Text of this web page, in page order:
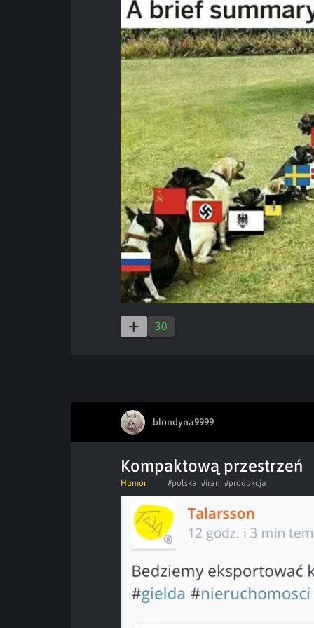
30
blondyna9999
Kompaktową przestrzeń
Humor #polska #iran #produkcja